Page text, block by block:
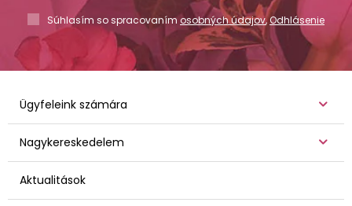
Súhlasím so spracovaním osobných údajov,Odhlásenie
Ügyfeleink számára
Nagykereskedelem
Aktualitások